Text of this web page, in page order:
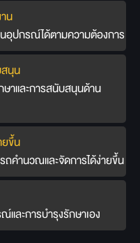
น
อุปกรณ์ได้ตามความต้องการ
นุน
าและการสนับสนุนด้าน
ขึ้น
ถคำนวณและจัดการได้ง่ายขึ้น
และการบำรุงรักษาเอง